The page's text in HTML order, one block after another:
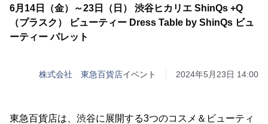
6月14日（金）～23日（日） 渋谷ヒカリエ ShinQs +Q
（プラスク） ビューティー Dress Table by ShinQs ビュ
ーティー パレット
株式会社 東急百貨店イベント 2024年5月23日 14:00
東急百貨店は、渋谷に展開する3つのコスメ＆ビューティ